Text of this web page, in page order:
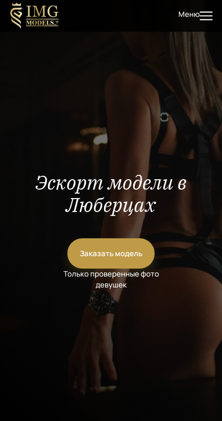
Меню
Эскорт модели в
Люберцах
Заказать модель
Только проверенные фото
девушек